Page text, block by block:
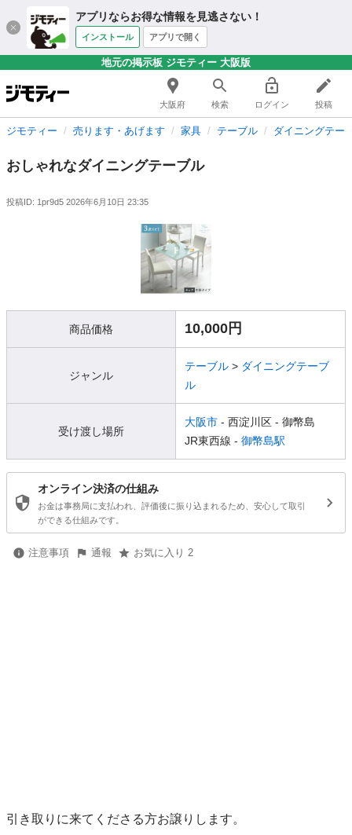
アプリならお得な情報を見逃さない！
インストール アプリで開く
地元の掲示板 ジモティー 大阪版
大阪府 検索 ログイン 投稿
ジモティー 売ります・あげます 家具 テーブル ダイニングテー
おしゃれなダイニングテーブル
投稿ID: 1pr9d5 2026年6月10日 23:35
商品価格 10,000円
ジャンル
テーブル > ダイニングテーブ
ル
受け渡し場所
大阪市 - 西淀川区 - 御幣島
JR東西線 - 御幣島駅
オンライン決済の仕組み
お金は事務局に支払われ、評価後に振り込まれるため、安心して取引
ができる仕組みです。
注意事項 通報 お気に入り 2
引き取りに来てくださる方お譲りします。